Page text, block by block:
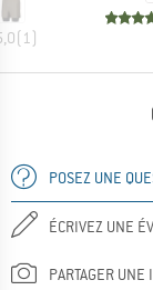
(1)
POSEZ UNE
ÉCRIVEZ UNE
PARTAGER UNE